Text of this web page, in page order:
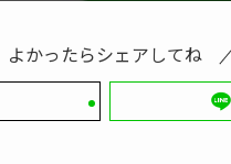
よかったらシェアしてね